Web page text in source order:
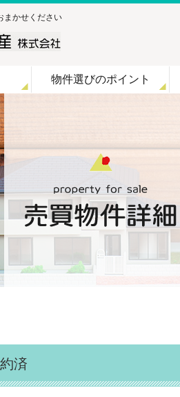
まかせください
物件選びのポイント
済